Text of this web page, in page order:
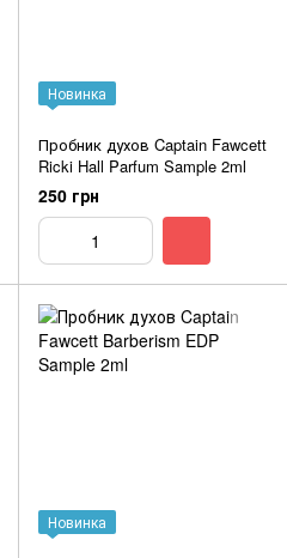
Новинка
Пробник духов Captain Fawcett
Ricki Hall Parfum Sample 2ml
250 грн
Новинка